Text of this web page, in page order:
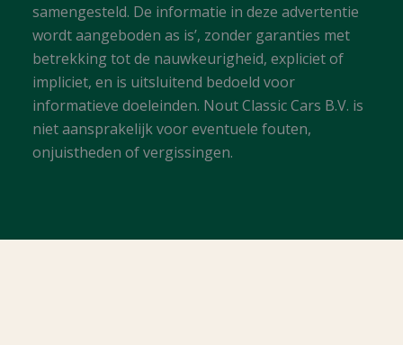
samengesteld. De informatie in deze advertentie
wordt aangeboden as is’, zonder garanties met
betrekking tot de nauwkeurigheid, expliciet of
impliciet, en is uitsluitend bedoeld voor
informatieve doeleinden. Nout Classic Cars B.V. is
niet aansprakelijk voor eventuele fouten,
onjuistheden of vergissingen.